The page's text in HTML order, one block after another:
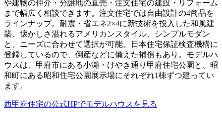
や建物の仲介・分譲地の直売・注文住宅の建設・リフォーム
まで幅広く相談できます。注文住宅では自由設計の4商品を
ラインナップ。耐震・省エネ2×4に新技術を投入した和風建
築、懐かしさ溢れるアメリカンスタイル、シンプルモダン
と、ニーズに合わせて選択が可能。
日本住宅保証検査機構に
登録しているので、倒産などに備えた補償もあり。モデルハ
ウスは、甲府市にある小瀬・けやき通り甲府住宅公園と、昭
和町にある昭和住宅公園展示場にそれぞれ1棟ずつ建ってい
ます。
西甲府住宅の公式HPでモデルハウスを見る